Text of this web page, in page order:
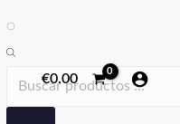
Búsqueda
de
productos
€0.00